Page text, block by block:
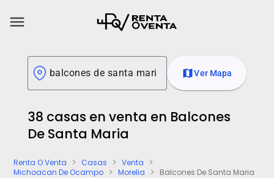
menu
mapVer Mapa
38 casas en venta en Balcones
De Santa Maria
Renta O Venta chevron_right Casas chevron_right Venta chevron_right
Michoacan De Ocampo chevron_right Morelia chevron_right Balcones De Santa Maria